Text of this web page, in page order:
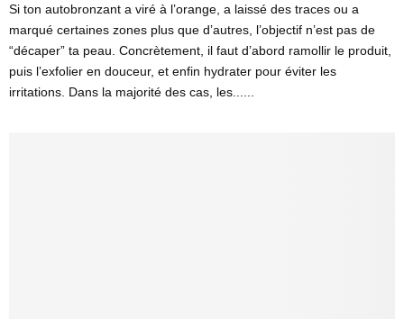
Si ton autobronzant a viré à l’orange, a laissé des traces ou a
marqué certaines zones plus que d’autres, l’objectif n’est pas de
“décaper” ta peau. Concrètement, il faut d’abord ramollir le produit,
puis l’exfolier en douceur, et enfin hydrater pour éviter les
irritations. Dans la majorité des cas, les......